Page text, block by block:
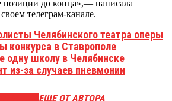
позиции до конца»,— написала
телеграм-канале.
Челябинского театра оперы
конкурса в Ставрополе
одну школу в Челябинске
из-за случаев пневмонии
ЕЩЕ ОТ АВТОРА